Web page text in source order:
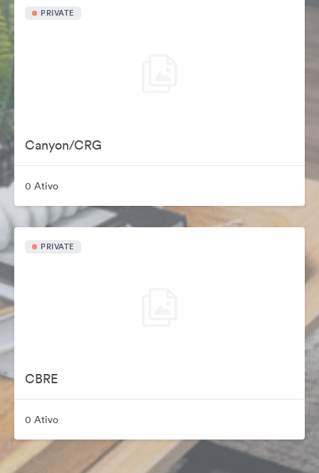
PRIVATE
Canyon/CRG
0 Ativo
PRIVATE
CBRE
0 Ativo